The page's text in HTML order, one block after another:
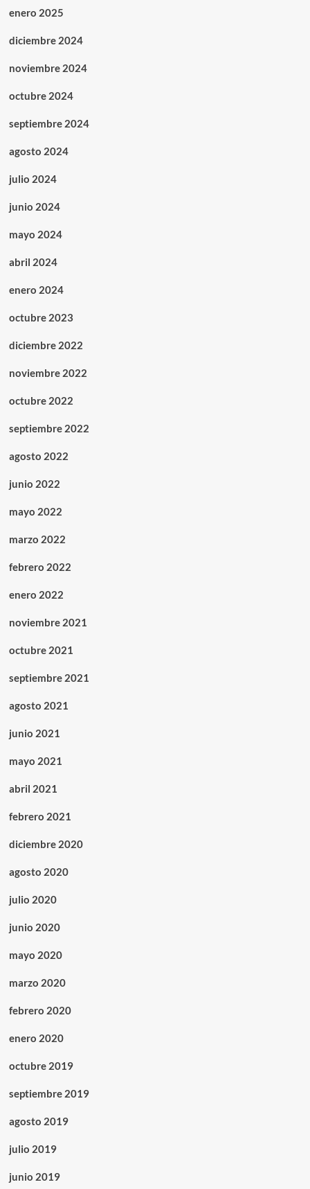
enero 2025
diciembre 2024
noviembre 2024
octubre 2024
septiembre 2024
agosto 2024
julio 2024
junio 2024
mayo 2024
abril 2024
enero 2024
octubre 2023
diciembre 2022
noviembre 2022
octubre 2022
septiembre 2022
agosto 2022
junio 2022
mayo 2022
marzo 2022
febrero 2022
enero 2022
noviembre 2021
octubre 2021
septiembre 2021
agosto 2021
junio 2021
mayo 2021
abril 2021
febrero 2021
diciembre 2020
agosto 2020
julio 2020
junio 2020
mayo 2020
marzo 2020
febrero 2020
enero 2020
octubre 2019
septiembre 2019
agosto 2019
julio 2019
junio 2019